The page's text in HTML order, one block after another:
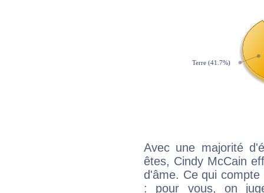
Avec une majorité
êtes, Cindy McCain
d'âme. Ce qui
: pour vous, on